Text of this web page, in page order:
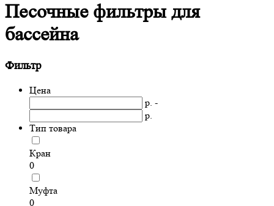
Песочные фильтры для
бассейна
Фильтр
Цена
р. -
р.
Тип товара
Кран
0
Муфта
0